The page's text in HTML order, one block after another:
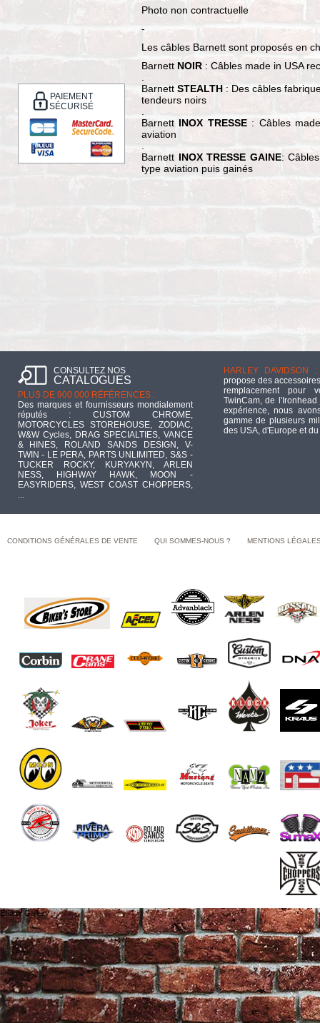
PAIEMENT
SÉCURISÉ
Photo non contractuelle
-
Les câbles Barnett sont proposés en
Barnett NOIR : Câbles made in USA
Barnett STEALTH : Des câbles
tendeurs noirs
Barnett INOX TRESSE : Câbles
aviation
Barnett INOX TRESSE GAINE:
type aviation puis gainés
CONSULTEZ NOS
CATALOGUES
PLUS DE 900 000 RÉFÉRENCES :
Des marques et fournisseurs mondialement
réputés : CUSTOM CHROME,
MOTORCYCLES STOREHOUSE, ZODIAC,
W&W Cycles, DRAG SPECIALTIES, VANCE
& HINES, ROLAND SANDS DESIGN, V-
TWIN - LE PERA, PARTS UNLIMITED, S&S -
TUCKER ROCKY, KURYAKYN, ARLEN
NESS, HIGHWAY HAWK, MOON -
EASYRIDERS, WEST COAST CHOPPERS,
...
HARLEY DAVIDSON :
propose des
remplacement pour
TwinCam, de
expérience, nous
gamme de plusieurs
des USA, d'Europe et
CONDITIONS GÉNÉRALES DE VENTE QUI SOMMES-NOUS ? MENTIONS
End of Gallery